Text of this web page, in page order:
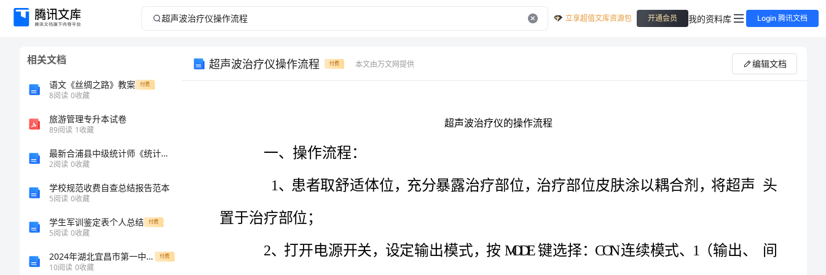
超
立享超值文库资源包 开通会员 我的资料库 Login 腾讯文档
相关文档
语文《丝绸之路》教案 付费
8阅读 0收藏
旅游管理专升本试卷
89阅读 1收藏
最新合浦县中级统计师《统计基础知识理论及相关知识》深度预测试卷完整版
2阅读 0收藏
学校规范收费自查总结报告范本
5阅读 0收藏
学生军训鉴定表个人总结 付费
5阅读 0收藏
2024年湖北宜昌市第一中学高二数学第一学期期末教学质量检测试题含解析 付费
10阅读 0收藏
超声波治疗仪操作流程 付费 本文由万文网提供 编辑文档
一、操作流程：
置于治疗部位；